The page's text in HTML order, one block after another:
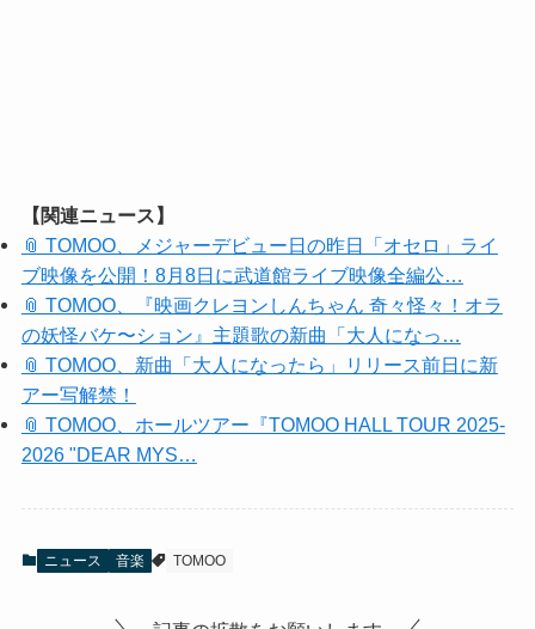
【関連ニュース】
📎 TOMOO、メジャーデビュー日の昨日「オセロ」ライ
ブ映像を公開！8月8日に武道館ライブ映像全編公…
📎 TOMOO、『映画クレヨンしんちゃん 奇々怪々！オラ
の妖怪バケ〜ション』主題歌の新曲「大人になっ…
📎 TOMOO、新曲「大人になったら」リリース前日に新
アー写解禁！
📎 TOMOO、ホールツアー『TOMOO HALL TOUR 2025-
2026 "DEAR MYS…
ニュース 音楽 TOMOO